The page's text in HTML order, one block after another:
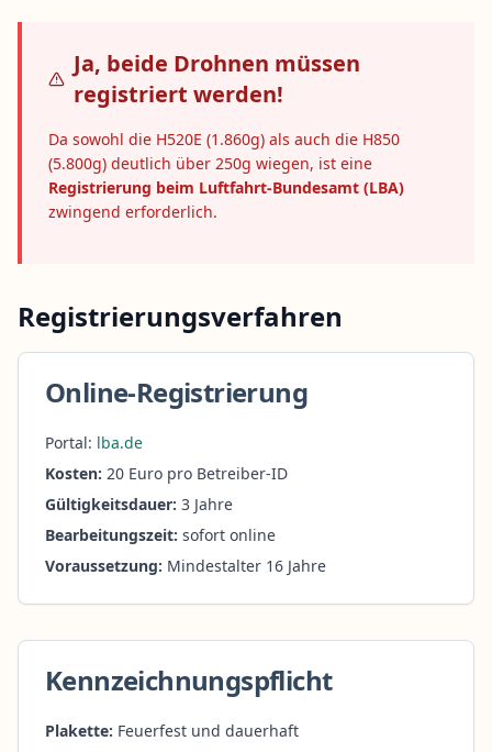
Ja, beide Drohnen müssen
registriert werden!
Da sowohl die H520E (1.860g) als auch die H850
(5.800g) deutlich über 250g wiegen, ist eine
Registrierung beim Luftfahrt-Bundesamt (LBA)
zwingend erforderlich.
Registrierungsverfahren
Online-Registrierung
Portal: lba.de
Kosten: 20 Euro pro Betreiber-ID
Gültigkeitsdauer: 3 Jahre
Bearbeitungszeit: sofort online
Voraussetzung: Mindestalter 16 Jahre
Kennzeichnungspflicht
Plakette: Feuerfest und dauerhaft